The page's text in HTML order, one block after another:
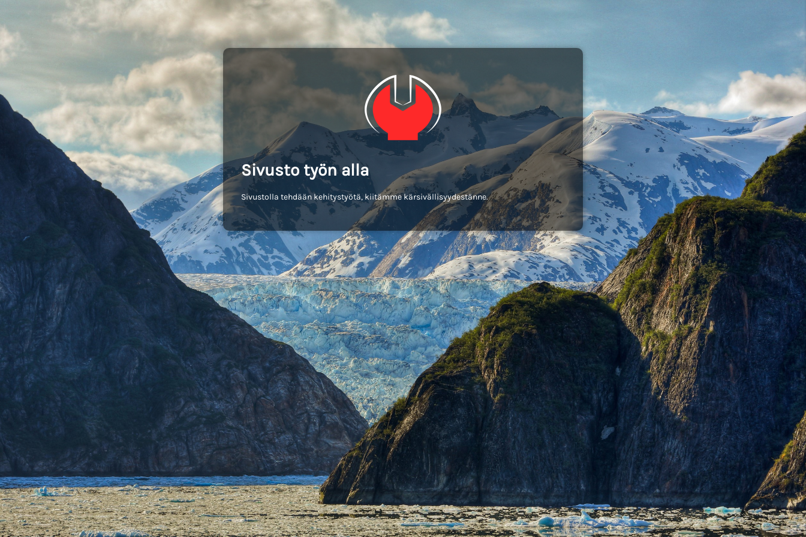
Sivusto työn alla
Sivustolla tehdään kehitystyötä, kiitämme kärsivällisyydestänne.